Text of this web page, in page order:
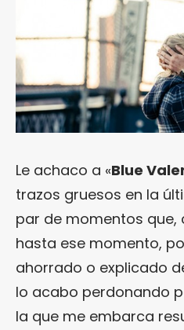
Le achaco a «Blue
trazos gruesos en la
par de momentos
hasta ese momento,
ahorrado o explicado
lo acabo perdonando
la que me embarca